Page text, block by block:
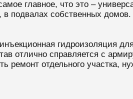
главное, что это –
подвалах собственных домов.
гидроизоляция
отлично справляется с
отдельного участка,